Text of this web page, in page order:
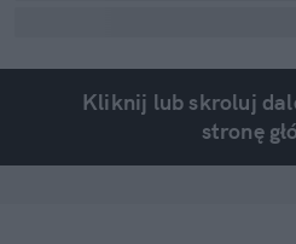
Kliknij lub skroluj
stronę